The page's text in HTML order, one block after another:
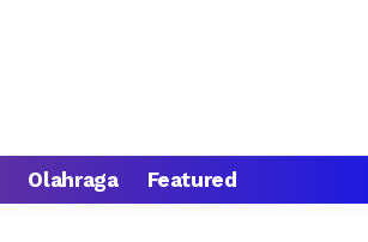
Olahraga Featured